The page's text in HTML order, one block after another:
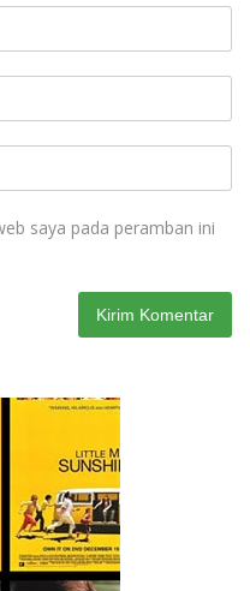
saya pada peramban ini